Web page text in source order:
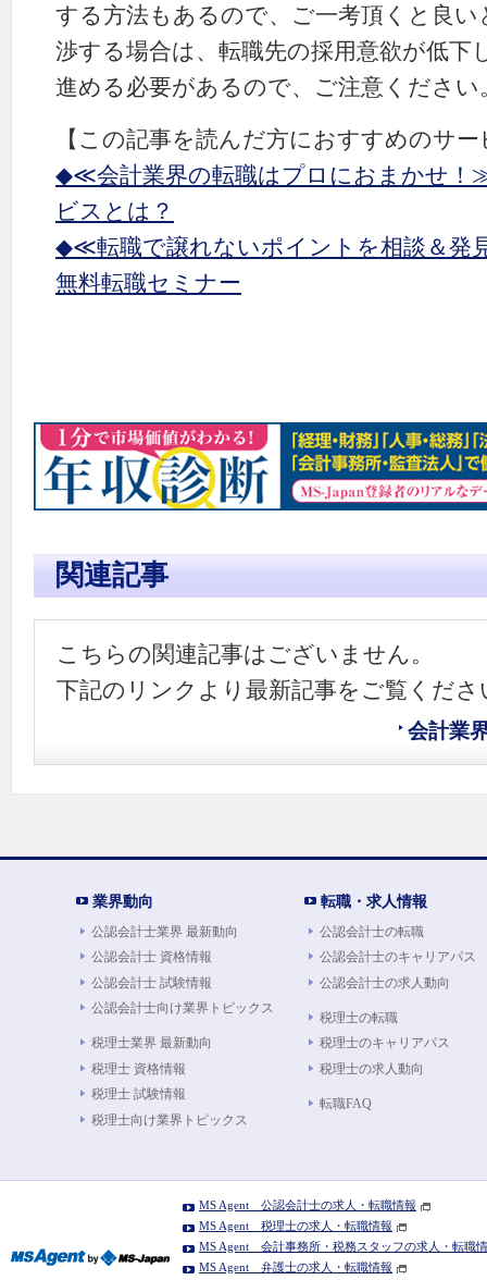
する方法もあるので、ご一考頂くと良
渉する場合は、転職先の採用意欲が低下
進める必要があるので、ご注意ください
【この記事を読んだ方におすすめのサー
◆≪会計業界の転職はプロにおまかせ！
ビスとは？
◆≪転職で譲れないポイントを相談＆発
無料転職セミナー
関連記事
こちらの関連記事はございません。
下記のリンクより最新記事をご覧くださ
会計業
業界動向
公認会計士業界 最新動向
公認会計士 資格情報
公認会計士 試験情報
公認会計士向け業界トピックス
税理士業界 最新動向
税理士 資格情報
税理士 試験情報
税理士向け業界トピックス
転職・求人情報
公認会計士の転職
公認会計士のキャリアパス
公認会計士の求人動向
税理士の転職
税理士のキャリアパス
税理士の求人動向
転職FAQ
MS Agent 公認会計士の求人・転職情報
MS Agent 税理士の求人・転職情報
MS Agent 会計事務所・税務スタッフの求人・転職
MS Agent 弁護士の求人・転職情報